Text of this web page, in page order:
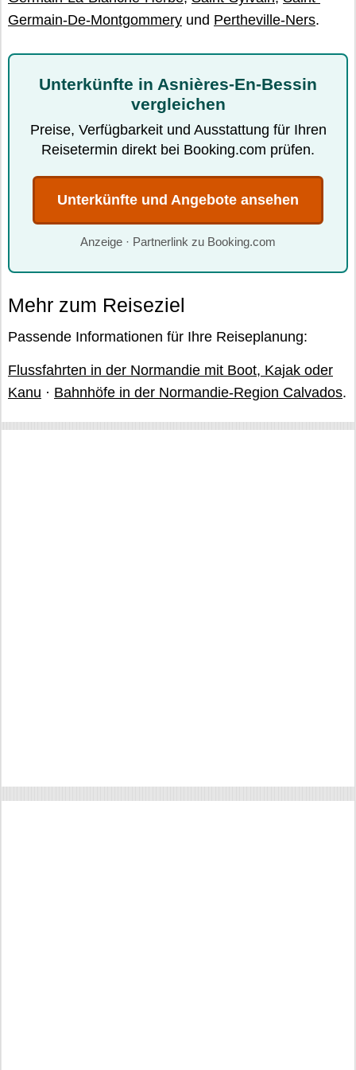
Germain-De-Montgommery und Pertheville-Ners.
Unterkünfte in Asnières-En-Bessin
vergleichen
Preise, Verfügbarkeit und Ausstattung für Ihren
Reisetermin direkt bei Booking.com prüfen.
Unterkünfte und Angebote ansehen
Anzeige · Partnerlink zu Booking.com
Mehr zum Reiseziel
Passende Informationen für Ihre Reiseplanung:
Flussfahrten in der Normandie mit Boot, Kajak oder
Kanu · Bahnhöfe in der Normandie-Region Calvados.